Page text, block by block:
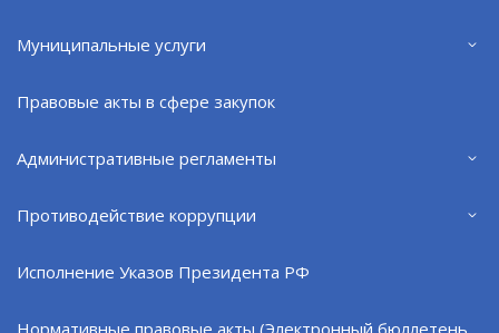
Муниципальные услуги
Правовые акты в сфере закупок
Административные регламенты
Противодействие коррупции
Исполнение Указов Президента РФ
Нормативные правовые акты (Электронный бюллетень
В этот день c 12.00 будут организованы встречи
возможность задать интересующие вопросы и
В программе - групповая беседа:
питании и физической активности в период